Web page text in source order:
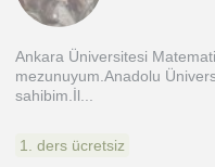
Ankara Üniversitesi
mezunuyum.Anadolu
sahibim.İl...
1. ders ücretsiz